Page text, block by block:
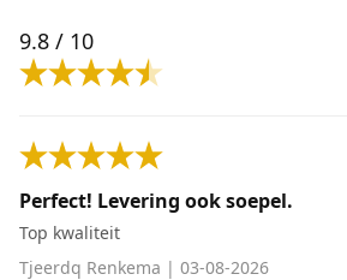
9.8 / 10
Perfect! Levering ook soepel.
Top kwaliteit
Tjeerdq Renkema | 03-08-2026